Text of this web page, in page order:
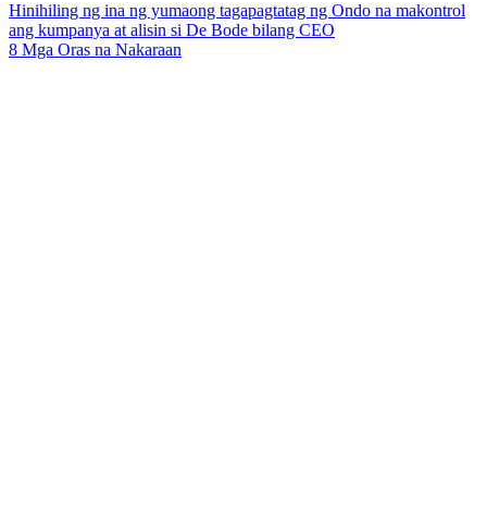
Hinihiling ng ina ng yumaong tagapagtatag ng Ondo na makontrol
ang kumpanya at alisin si De Bode bilang CEO
8 Mga Oras na Nakaraan